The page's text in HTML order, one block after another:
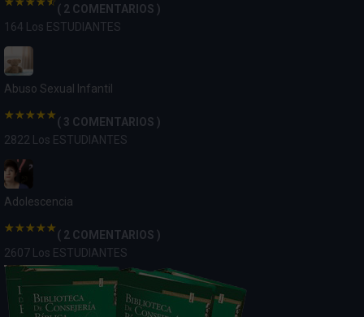
( 2 COMENTARIOS )
164 Los ESTUDIANTES
Abuso Sexual Infantil
( 3 COMENTARIOS )
2822 Los ESTUDIANTES
Adolescencia
( 2 COMENTARIOS )
2607 Los ESTUDIANTES